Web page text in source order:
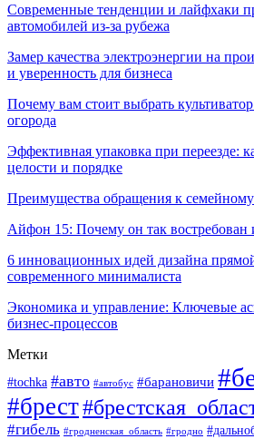
Современные тенденции и лайфхаки
автомобилей из-за рубежа
Замер качества электроэнергии на
и уверенность для бизнеса
Почему вам стоит выбрать
огорода
Эффективная упаковка при переезде:
целости и порядке
Преимущества обращения к
Айфон 15: Почему он так востребован
6 инновационных идей дизайна
современного минималиста
Экономика и управление: Ключевые
бизнес-процессов
Метки
#tochka #авто #автобус #барановичи
#брест
#гибель #гродненская_область #гродно